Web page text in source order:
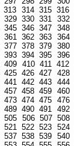
313 314 315 316
329 330 331 332
345 346 347 348
361 362 363 364
377 378 379 380
393 394 395 396
409 410 411 412
425 426 427 428
441 442 443 444
457 458 459 460
473 474 475 476
489 490 491 492
505 506 507 508
521 522 523 524
537 538 539 540